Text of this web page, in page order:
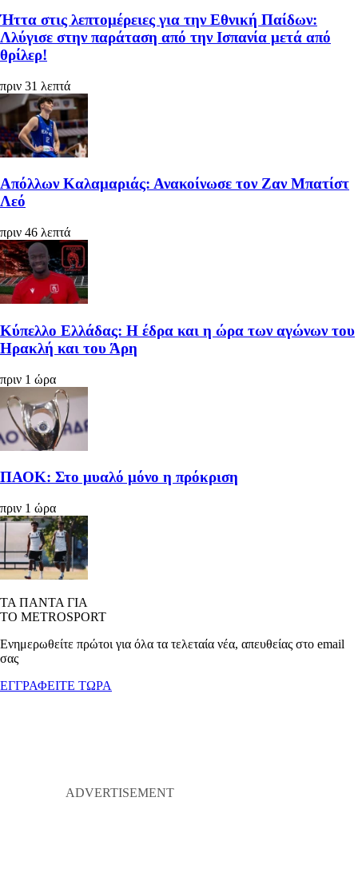
Ήττα στις λεπτομέρειες για την Εθνική Παίδων:
Λλύγισε στην παράταση από την Ισπανία μετά από
θρίλερ!
πριν 31 λεπτά
Απόλλων Καλαμαριάς: Ανακοίνωσε τον Ζαν Μπατίστ
Λεό
πριν 46 λεπτά
Κύπελλο Ελλάδας: Η έδρα και η ώρα των αγώνων του
Ηρακλή και του Άρη
πριν 1 ώρα
ΠΑΟΚ: Στο μυαλό μόνο η πρόκριση
πριν 1 ώρα
ΤΑ ΠΑΝΤΑ ΓΙΑ
ΤΟ METROSPORT
Ενημερωθείτε πρώτοι για όλα τα τελεταία νέα, απευθείας στο email
σας
ΕΓΓΡΑΦΕΙΤΕ ΤΩΡΑ